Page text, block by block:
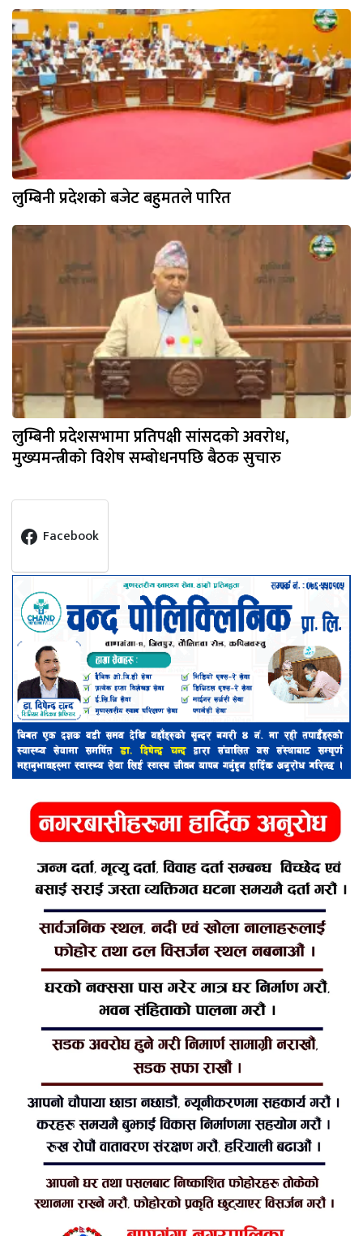
लुम्बिनी प्रदेशको बजेट बहुमतले पारित
लुम्बिनी प्रदेशसभामा प्रतिपक्षी सांसदको अवरोध,
मुख्यमन्त्रीको विशेष सम्बोधनपछि बैठक सुचारु
Facebook